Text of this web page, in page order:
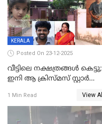
KERALA
Posted On 23-12-2025
വീട്ടിലെ നക്ഷത്രങ്ങൾ കെട്ടു;
ഇനി ആ ക്രിസ്മസ് സ്റ്റാർ
വേണ്ടിയുള്ള
പിടിവലിക്കിടയിൽ
അപ്പൂപ്പനെതിരെ പോക്സോ
1 Min Read View All